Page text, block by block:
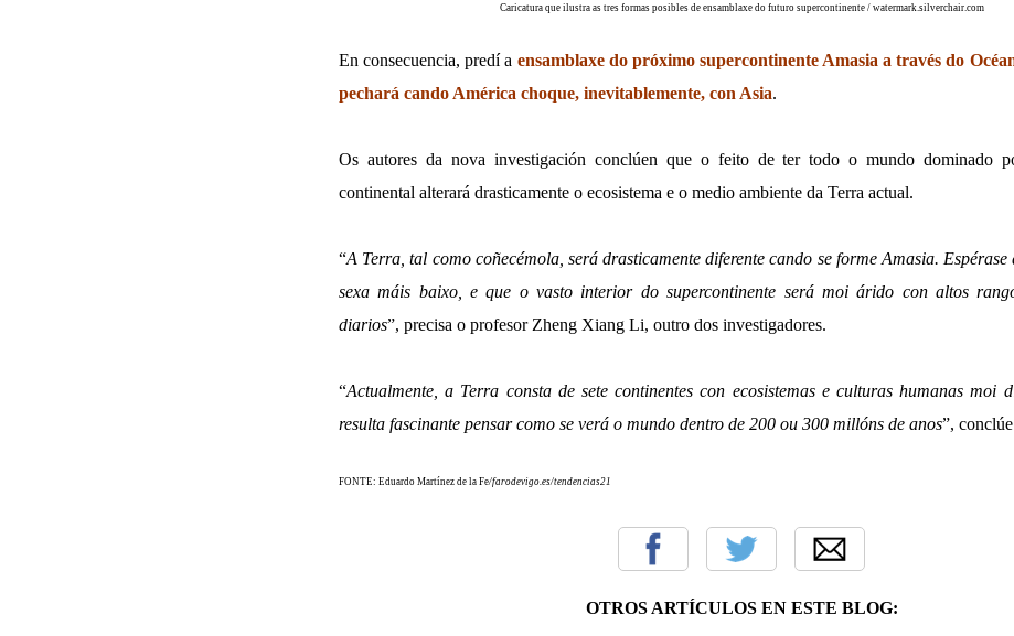
Caricatura que ilustra as tres formas posibles de ensamblaxe do futuro supercontinente / watermark.silverchair.com
En consecuencia, predí a ensamblaxe do próximo supercontinente Amasia a través do
pechará cando América choque, inevitablemente, con Asia.
Os autores da nova investigación conclúen que o feito de ter todo o mundo dominado
continental alterará drasticamente o ecosistema e o medio ambiente da Terra actual.
“A Terra, tal como coñecémola, será drasticamente diferente cando se forme Amasia.
sexa máis baixo, e que o vasto interior do supercontinente será moi árido con altos
diarios”, precisa o profesor Zheng Xiang Li, outro dos investigadores.
“Actualmente, a Terra consta de sete continentes con ecosistemas e culturas humanas moi
resulta fascinante pensar como se verá o mundo dentro de 200 ou 300 millóns de anos”,
FONTE: Eduardo Martínez de la Fe/farodevigo.es/tendencias21
OTROS ARTÍCULOS EN ESTE BLOG: